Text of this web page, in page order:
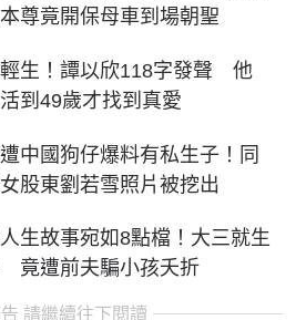
尊竟開保母車到場朝聖
生！譚以欣118字發聲 他
到49歲才找到真愛
中國狗仔爆料有私生子！同
股東劉若雪照片被挖出
生故事宛如8點檔！大三就生
竟遭前夫騙小孩夭折
請繼續往下閱讀